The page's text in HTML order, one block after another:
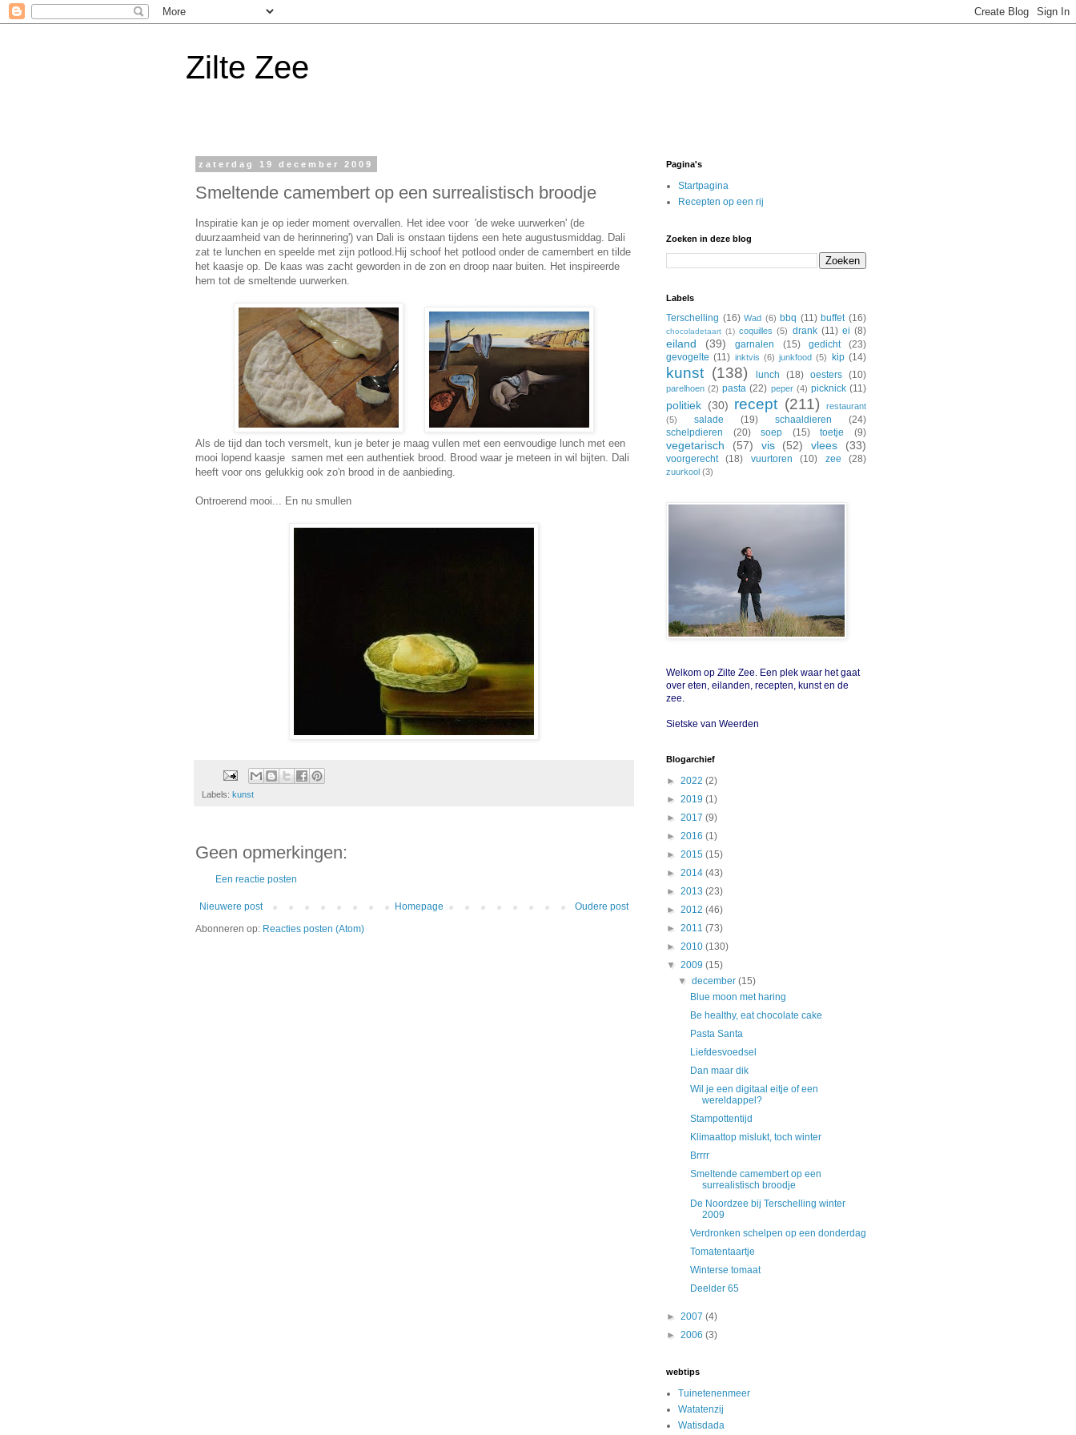
Zilte Zee
zaterdag 19 december 2009
Smeltende camembert op een surrealistisch broodje
Inspiratie kan je op ieder moment overvallen. Het idee voor 'de weke uurwerken' (de
duurzaamheid van de herinnering') van Dali is onstaan tijdens een hete augustusmiddag. Dali
zat te lunchen en speelde met zijn potlood.Hij schoof het potlood onder de camembert en tilde
het kaasje op. De kaas was zacht geworden in de zon en droop naar buiten. Het inspireerde
hem tot de smeltende uurwerken.
Als de tijd dan toch versmelt, kun je beter je maag vullen met een eenvoudige lunch met een
mooi lopend kaasje samen met een authentiek brood. Brood waar je meteen in wil bijten. Dali
heeft voor ons gelukkig ook zo'n brood in de aanbieding.
Ontroerend mooi... En nu smullen
Labels: kunst
Geen opmerkingen:
Een reactie posten
Nieuwere post Oudere post
Homepage
Abonneren op: Reacties posten (Atom)
Pagina's
Startpagina
Recepten op een rij
Zoeken in deze blog
Labels
Terschelling (16) Wad (6) bbq (11) buffet (16)
chocoladetaart (1) coquilles (5) drank (11) ei (8)
eiland (39) garnalen (15) gedicht
(23)
gevogelte (11) inktvis (6) junkfood (5) kip (14)
kunst (138) lunch (18) oesters (10)
parelhoen (2) pasta (22) peper (4) picknick (11)
politiek (30) recept (211)
restaurant
(5)
salade (19) schaaldieren
(24)
schelpdieren
(20) soep (15) toetje (9)
vegetarisch (57) vis (52) vlees (33)
voorgerecht (18) vuurtoren (10) zee (28)
zuurkool (3)
Welkom op Zilte Zee. Een plek waar het gaat
over eten, eilanden, recepten, kunst en de
zee.
Sietske van Weerden
Blogarchief
► 2022 (2)
► 2019 (1)
► 2017 (9)
► 2016 (1)
► 2015 (15)
► 2014 (43)
► 2013 (23)
► 2012 (46)
► 2011 (73)
► 2010 (130)
▼ 2009 (15)
▼december(15)
Blue moon met haring
Be healthy, eat chocolate cake
Pasta Santa
Liefdesvoedsel
Dan maar dik
Wil je een digitaal eitje of een
wereldappel?
Stampottentijd
Klimaattop mislukt, toch winter
Brrrr
Smeltende camembert op een
surrealistisch broodje
De Noordzee bij Terschelling winter
2009
Verdronken schelpen op een donderdag
Tomatentaartje
Winterse tomaat
Deelder 65
► 2007 (4)
► 2006 (3)
webtips
Tuinetenenmeer
Watatenzij
Watisdada